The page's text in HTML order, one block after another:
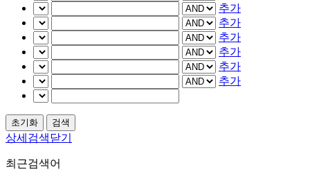
추가
추가
추가
추가
추가
추가
상세검색닫기
최근검색어